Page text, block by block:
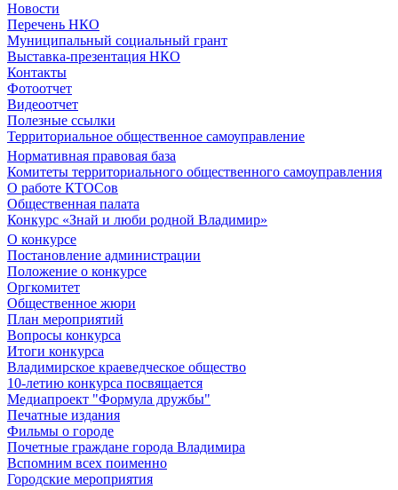
Новости
Перечень НКО
Муниципальный социальный грант
Выставка-презентация НКО
Контакты
Фотоотчет
Видеоотчет
Полезные ссылки
Территориальное общественное самоуправление
Нормативная правовая база
Комитеты территориального общественного самоуправления
О работе КТОСов
Общественная палата
Конкурс «Знай и люби родной Владимир»
О конкурсе
Постановление администрации
Положение о конкурсе
Оргкомитет
Общественное жюри
План мероприятий
Вопросы конкурса
Итоги конкурса
Владимирское краеведческое общество
10-летию конкурса посвящается
Медиапроект "Формула дружбы"
Печатные издания
Фильмы о городе
Почетные граждане города Владимира
Вспомним всех поименно
Городские мероприятия